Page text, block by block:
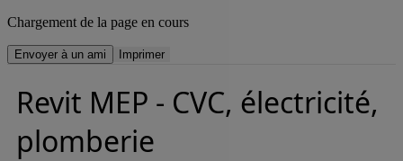
Chargement de la page en cours
Envoyer à un ami Imprimer
Revit MEP - CVC, électricité,
plomberie